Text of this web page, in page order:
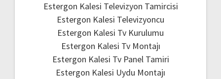
Estergon Kalesi Televizyon Tamircisi
Estergon Kalesi Televizyoncu
Estergon Kalesi Tv Kurulumu
Estergon Kalesi Tv Montajı
Estergon Kalesi Tv Panel Tamiri
Estergon Kalesi Uydu Montajı